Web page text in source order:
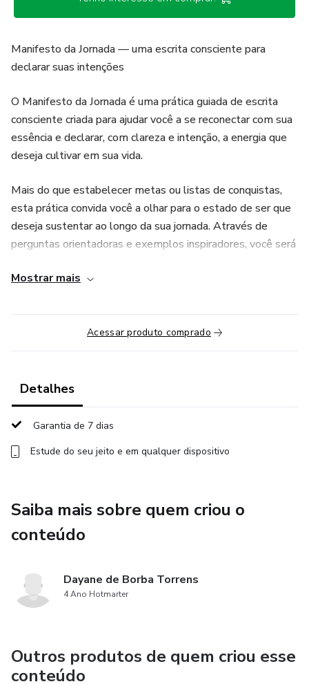
Manifesto da Jornada — uma escrita consciente para
declarar suas intenções
O Manifesto da Jornada é uma prática guiada de escrita
consciente criada para ajudar você a se reconectar com sua
essência e declarar, com clareza e intenção, a energia que
deseja cultivar em sua vida.
Mais do que estabelecer metas ou listas de conquistas,
esta prática convida você a olhar para o estado de ser que
deseja sustentar ao longo da sua jornada. Através de
perguntas orientadoras e exemplos inspiradores, você será
quais energias deseja expandir e quais escolhas deseja
Escrever um manifesto é um ato de presença. Quando
colocamos palavras no papel, damos forma ao que antes
Assim, o Manifesto da Jornada se torna uma âncora de
consciência — um lembrete vivo da pessoa que você
escolhe ser e da energia que deseja sustentar em sua
uma introdução à prática do manifesto pessoal;
orientações para criar um momento de presença antes da
perguntas e estruturas de frases que ajudam a acessar
reflexões sobre como transformar desejos em energias e
estados internos.
Mostrar mais
Acessar produto comprado
Detalhes
Garantia de 7 dias
Estude do seu jeito e em qualquer dispositivo
Saiba mais sobre quem criou o
conteúdo
Dayane de Borba Torrens
4 Ano Hotmarter
Outros produtos de quem criou esse
conteúdo